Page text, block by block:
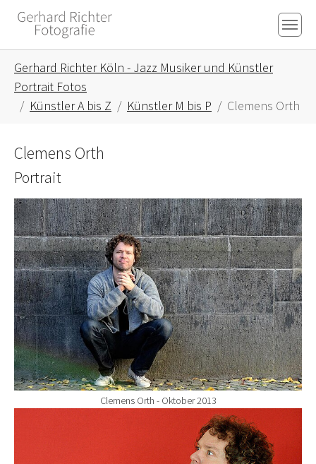
Skip to main content
Skip to page footer
Gerhard Richter Köln - Jazz Musiker und Künstler
Portrait Fotos
Künstler A bis Z
Künstler M bis P Clemens Orth
Clemens Orth
Portrait
Show larger version for:
Clemens Orth - Oktober 2013